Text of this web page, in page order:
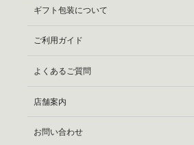
ギフト包装について
ご利用ガイド
よくあるご質問
店舗案内
お問い合わせ